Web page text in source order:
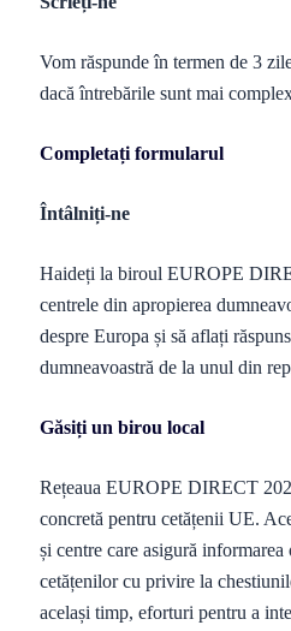
Vom răspunde în termen de 3
dacă întrebările sunt mai
Completați formularul
Întâlniți-ne
Haideți la biroul EUROPE
centrele din apropierea
despre Europa și să aflați
dumneavoastră de la unul din
Găsiți un birou local
Rețeaua EUROPE DIRECT
concretă pentru cetățenii UE.
și centre care asigură
cetățenilor cu privire la
același timp, eforturi pentru a